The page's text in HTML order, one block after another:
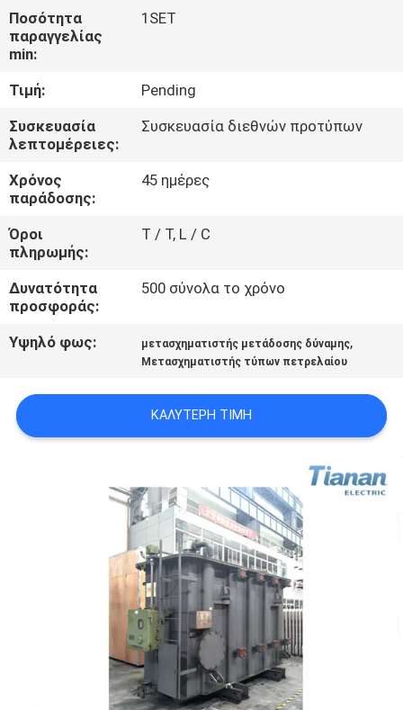
ΠΟΙΟΤΙΚΌΣ
ΜΑΣ
ΕΛΆΤΕ
ΣΕ
ΕΠΑΦΉ
ΜΕ
ΕΙΔΉΣΕΙΣ
ΈΝΑ
ΑΠΌΣΠΑΣΜΑ
Ποσότητα
παραγγελίας
min:
1SET
Τιμή:
Pending
Συσκευασία
λεπτομέρειες:
Συσκευασία διεθνών προτύπων
Χρόνος
παράδοσης:
45 ημέρες
Όροι
πληρωμής:
T / T, L / C
Δυνατότητα
προσφοράς:
500 σύνολα το χρόνο
Υψηλό φως: μετασχηματιστής μετάδοσης δύναμης,
Μετασχηματιστής τύπων πετρελαίου
ΚΑΛΎΤΕΡΗ ΤΙΜΉ